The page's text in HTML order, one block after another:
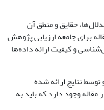
حقایق و منطق آن
برای جامعه ارزیابی پژوهش
و کیفیت ارائه داده‌ها
توسط نتایج ارائه شده
وجود دارد که باید به